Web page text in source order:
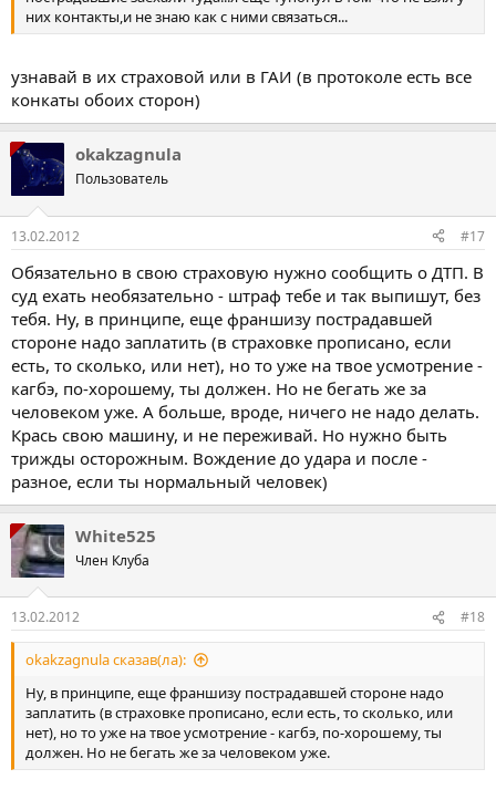
них контакты,и не знаю как с ними связаться...
узнавай в их страховой или в ГАИ (в протоколе есть все
конкаты обоих сторон)
okakzagnula
Пользователь
13.02.2012 #17
Обязательно в свою страховую нужно сообщить о ДТП. В
суд ехать необязательно - штраф тебе и так выпишут, без
тебя. Ну, в принципе, еще франшизу пострадавшей
стороне надо заплатить (в страховке прописано, если
есть, то сколько, или нет), но то уже на твое усмотрение -
кагбэ, по-хорошему, ты должен. Но не бегать же за
человеком уже. А больше, вроде, ничего не надо делать.
Крась свою машину, и не переживай. Но нужно быть
трижды осторожным. Вождение до удара и после -
разное, если ты нормальный человек)
White525
Член Клуба
13.02.2012 #18
okakzagnula сказав(ла):
Ну, в принципе, еще франшизу пострадавшей стороне надо
заплатить (в страховке прописано, если есть, то сколько, или
нет), но то уже на твое усмотрение - кагбэ, по-хорошему, ты
должен. Но не бегать же за человеком уже.